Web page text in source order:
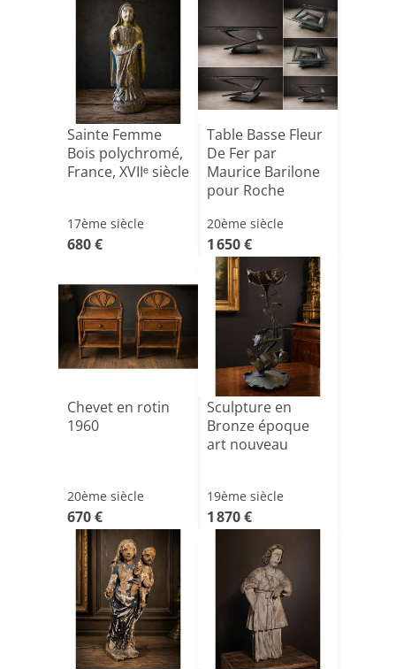
Sainte Femme
Bois polychromé,
France, XVIIᵉ siècle
17ème siècle
680 €
Table Basse Fleur
De Fer par
Maurice Barilone
pour Roche
20ème siècle
1 650 €
Chevet en rotin
1960
20ème siècle
670 €
Sculpture en
Bronze époque
art nouveau
19ème siècle
1 870 €